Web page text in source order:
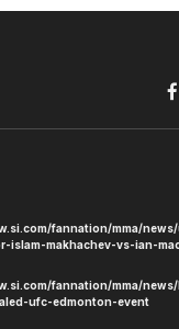
fannation/mma/
islam-makhachev-vs-ian-
fannation/mma/
ufc-edmonton-event